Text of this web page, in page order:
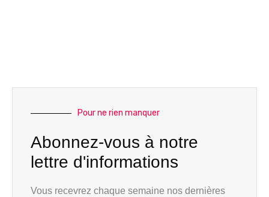
Pour ne rien manquer
Abonnez-vous à notre
lettre d'informations
Vous recevrez chaque semaine nos dernières